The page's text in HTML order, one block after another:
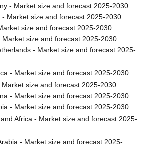
- Market size and forecast 2025-2030
- Market size and forecast 2025-2030
size and forecast 2025-2030
Market size and forecast 2025-2030
- Market size and forecast 2025-
- Market size and forecast 2025-2030
Market size and forecast 2025-2030
- Market size and forecast 2025-2030
- Market size and forecast 2025-2030
Africa - Market size and forecast 2025-
- Market size and forecast 2025-